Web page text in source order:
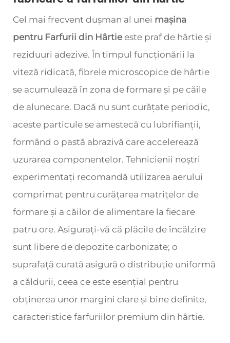
Cel mai frecvent dușman al unei mașina
pentru Farfurii din Hârtie este praf de hârtie și
reziduuri adezive. În timpul funcționării la
viteză ridicată, fibrele microscopice de hârtie
se acumulează în zona de formare și pe căile
de alunecare. Dacă nu sunt curățate periodic,
aceste particule se amestecă cu lubrifianții,
formând o pastă abrazivă care accelerează
uzurarea componentelor. Tehnicienii noștri
experimentați recomandă utilizarea aerului
comprimat pentru curățarea matrițelor de
formare și a căilor de alimentare la fiecare
patru ore. Asigurați-vă că plăcile de încălzire
sunt libere de depozite carbonizate; o
suprafață curată asigură o distribuție uniformă
a căldurii, ceea ce este esențial pentru
obținerea unor margini clare și bine definite,
caracteristice farfuriilor premium din hârtie.